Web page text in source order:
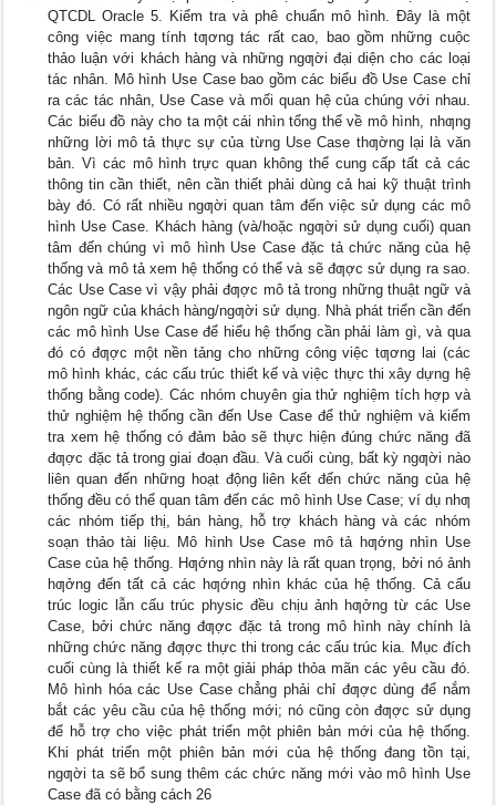
QTCDL Oracle 5. Kiểm tra và phê chuẩn mô hình. Đây là một
công việc mang tính tƣơng tác rất cao, bao gồm những cuộc
thảo luận với khách hàng và những ngƣời đại diện cho các loại
tác nhân. Mô hình Use Case bao gồm các biểu đồ Use Case chỉ
ra các tác nhân, Use Case và mối quan hệ của chúng với nhau.
Các biểu đồ này cho ta một cái nhìn tổng thể về mô hình, nhƣng
những lời mô tả thực sự của từng Use Case thƣờng lại là văn
bản. Vì các mô hình trực quan không thể cung cấp tất cả các
thông tin cần thiết, nên cần thiết phải dùng cả hai kỹ thuật trình
bày đó. Có rất nhiều ngƣời quan tâm đến việc sử dụng các mô
hình Use Case. Khách hàng (và/hoặc ngƣời sử dụng cuối) quan
tâm đến chúng vì mô hình Use Case đặc tả chức năng của hệ
thống và mô tả xem hệ thống có thể và sẽ đƣợc sử dụng ra sao.
Các Use Case vì vậy phải đƣợc mô tả trong những thuật ngữ và
ngôn ngữ của khách hàng/ngƣời sử dụng. Nhà phát triển cần đến
các mô hình Use Case để hiểu hệ thống cần phải làm gì, và qua
đó có đƣợc một nền tảng cho những công việc tƣơng lai (các
mô hình khác, các cấu trúc thiết kế và việc thực thi xây dựng hệ
thống bằng code). Các nhóm chuyên gia thử nghiệm tích hợp và
thử nghiệm hệ thống cần đến Use Case để thử nghiệm và kiểm
tra xem hệ thống có đảm bảo sẽ thực hiện đúng chức năng đã
đƣợc đặc tả trong giai đoạn đầu. Và cuối cùng, bất kỳ ngƣời nào
liên quan đến những hoạt động liên kết đến chức năng của hệ
thống đều có thể quan tâm đến các mô hình Use Case; ví dụ nhƣ
các nhóm tiếp thị, bán hàng, hỗ trợ khách hàng và các nhóm
soạn thảo tài liệu. Mô hình Use Case mô tả hƣớng nhìn Use
Case của hệ thống. Hƣớng nhìn này là rất quan trọng, bởi nó ảnh
hƣởng đến tất cả các hƣớng nhìn khác của hệ thống. Cả cấu
trúc logic lẫn cấu trúc physic đều chịu ảnh hƣởng từ các Use
Case, bởi chức năng đƣợc đặc tả trong mô hình này chính là
những chức năng đƣợc thực thi trong các cấu trúc kia. Mục đích
cuối cùng là thiết kế ra một giải pháp thỏa mãn các yêu cầu đó.
Mô hình hóa các Use Case chẳng phải chỉ đƣợc dùng để nắm
bắt các yêu cầu của hệ thống mới; nó cũng còn đƣợc sử dụng
để hỗ trợ cho việc phát triển một phiên bản mới của hệ thống.
Khi phát triển một phiên bản mới của hệ thống đang tồn tại,
ngƣời ta sẽ bổ sung thêm các chức năng mới vào mô hình Use
Case đã có bằng cách 26